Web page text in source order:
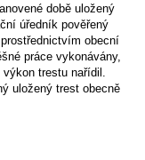
době uložený
úředník pověřený
obecní
práce vykonávány,
trestu nařídil.
uložený trest obecně